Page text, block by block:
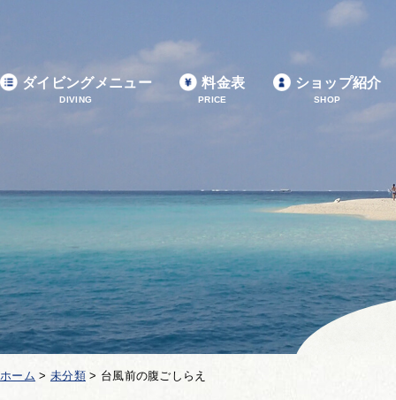
ダイビングメニュー
DIVING
料金表
PRICE
ショップ紹介
SHOP
ホーム > 未分類> 台風前の腹ごしらえ